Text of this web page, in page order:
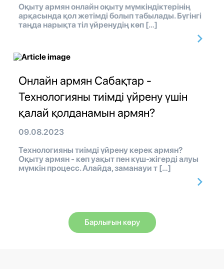
Оқыту армян онлайн оқыту мүмкіндіктерінің
арқасында қол жетімді болып табылады. Бүгінгі
таңда нарықта тіл үйренудің көп […]
Онлайн армян Сабақтар -
Технологияны тиімді үйрену үшін
қалай қолданамын армян?
09.08.2023
Технологияны тиімді үйрену керек армян?
Оқыту армян - көп уақыт пен күш-жігерді алуы
мүмкін процесс. Алайда, заманауи т […]
Барлығын көру